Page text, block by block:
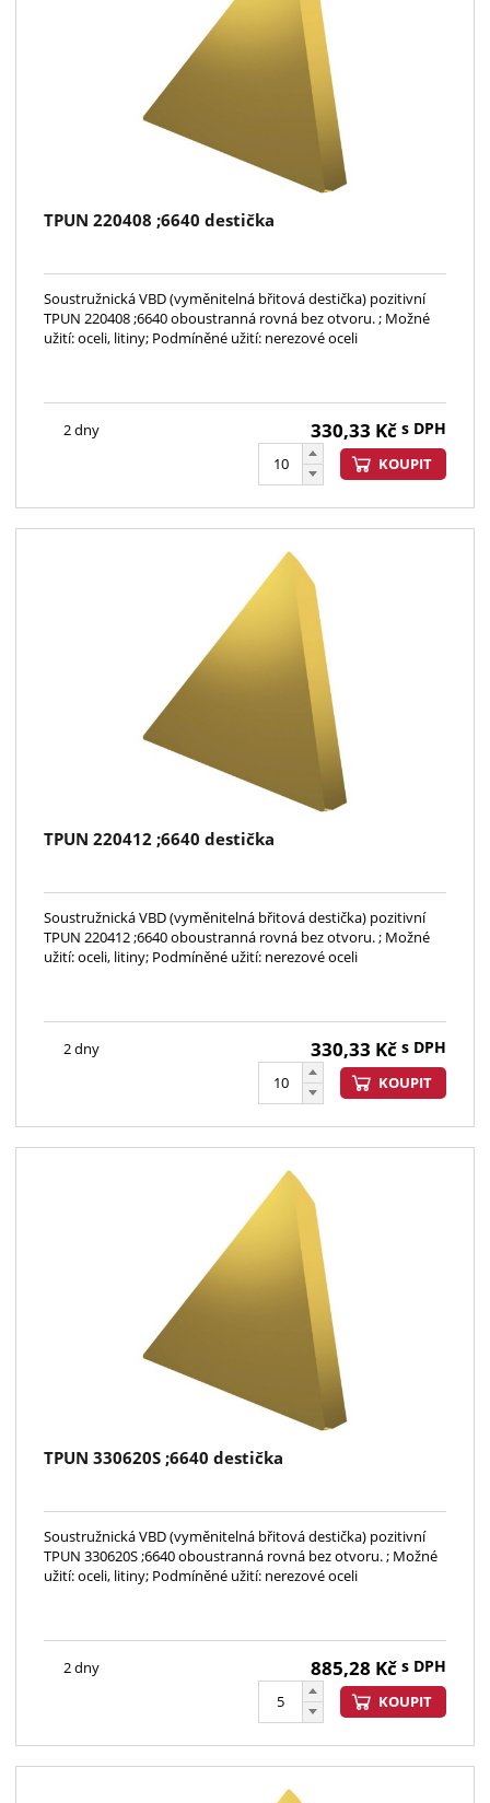
TPUN 220408 ;6640 destička
Soustružnická VBD (vyměnitelná břitová destička) pozitivní
TPUN 220408 ;6640 oboustranná rovná bez otvoru. ; Možné
užití: oceli, litiny; Podmíněné užití: nerezové oceli
2 dny 330,33 Kč s DPH
KOUPIT
TPUN 220412 ;6640 destička
Soustružnická VBD (vyměnitelná břitová destička) pozitivní
TPUN 220412 ;6640 oboustranná rovná bez otvoru. ; Možné
užití: oceli, litiny; Podmíněné užití: nerezové oceli
2 dny 330,33 Kč s DPH
KOUPIT
TPUN 330620S ;6640 destička
Soustružnická VBD (vyměnitelná břitová destička) pozitivní
TPUN 330620S ;6640 oboustranná rovná bez otvoru. ; Možné
užití: oceli, litiny; Podmíněné užití: nerezové oceli
2 dny 885,28 Kč s DPH
KOUPIT